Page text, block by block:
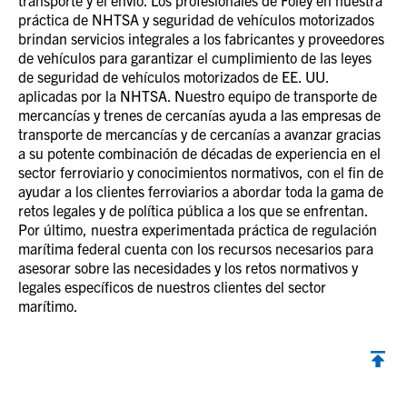
práctica de NHTSA y seguridad de vehículos motorizados
brindan servicios integrales a los fabricantes y proveedores
de vehículos para garantizar el cumplimiento de las leyes
de seguridad de vehículos motorizados de EE. UU.
aplicadas por la NHTSA. Nuestro equipo de transporte de
mercancías y trenes de cercanías ayuda a las empresas de
transporte de mercancías y de cercanías a avanzar gracias
a su potente combinación de décadas de experiencia en el
sector ferroviario y conocimientos normativos, con el fin de
ayudar a los clientes ferroviarios a abordar toda la gama de
retos legales y de política pública a los que se enfrentan.
Por último, nuestra experimentada práctica de regulación
marítima federal cuenta con los recursos necesarios para
asesorar sobre las necesidades y los retos normativos y
legales específicos de nuestros clientes del sector
marítimo.